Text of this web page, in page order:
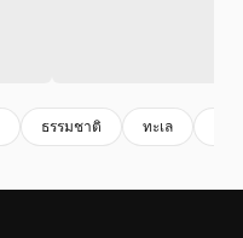
ธรรมชาติ ทะเล